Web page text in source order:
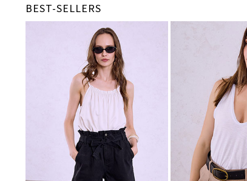
BEST-SELLERS